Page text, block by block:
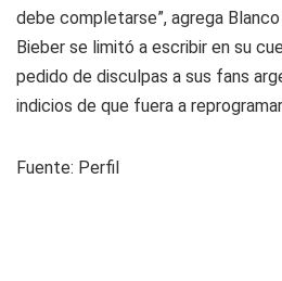
debe completarse”, agrega
Bieber se limitó a escribir en su
pedido de disculpas a sus fans
indicios de que fuera a
Fuente: Perfil